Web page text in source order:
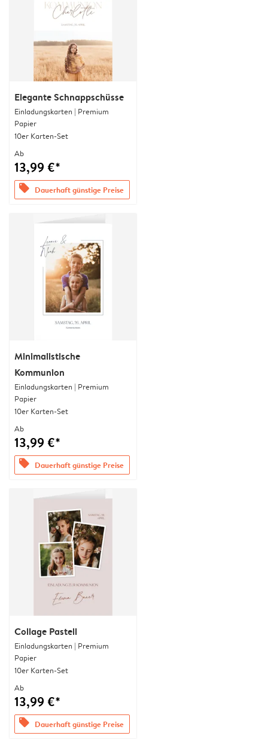
Elegante Schnappschüsse
Einladungskarten | Premium
Papier
10er Karten-Set
Ab
13,99 €*
offers Dauerhaft günstige Preise
Minimalistische
Kommunion
Einladungskarten | Premium
Papier
10er Karten-Set
Ab
13,99 €*
offers Dauerhaft günstige Preise
Collage Pastell
Einladungskarten | Premium
Papier
10er Karten-Set
Ab
13,99 €*
offers Dauerhaft günstige Preise